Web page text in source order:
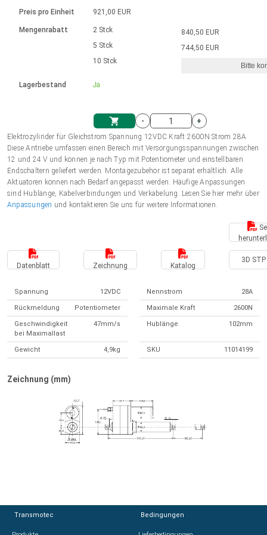
Einheitssystem
Einkaufswagen
Hubmagnete
230 - 50 Hz | 110 - 60 Hz
Drehzahlregelung für die AIS-Serie
Bürstenlose Gleichstrommotoren
mit Planetengetriebe und internem
Ø 28-42| 1-1400 rpm | <= 290Ncm
Bürstenlose DC Motor Controller
Gleichstrommotoren mit
Schneckengetriebe und Bürsten
Ø43-124mm | 31-425rpm | ≤ 41Nm
Treiber für Gleichstrommotoren mit
Synchron-Asynchron | für 1-4 Elektrozylinder
Synchron-Asynchron | für 1-4 Elektrozylinder
Français (EUR)
Polski (EUR)
Norsk (NOK)
Suomi (EUR)
Preis pro Einheit
Mengenrabatt
Lagerbestand
921,00 EUR
2 Stck
5 Stck
10 Stck
Ja
840,50 EUR
744,50 EUR
Bitte
-
+
Elektrozylinder für Gleichstrom Spannung 12VDC Kraft 2600N Strom 28A
Diese Antriebe umfassen einen Bereich mit Versorgungsspannungen zwischen
12 und 24 V und können je nach Typ mit Potentiometer und einstellbaren
Endschaltern geliefert werden. Montagezubehör ist separat erhältlich. Alle
Aktuatoren können nach Bedarf angepasst werden. Häufige Anpassungen
sind Hublänge, Kabelverbindungen und Verkabelung. Lesen Sie hier mehr über
Anpassungen und kontaktieren Sie uns für weitere Informationen.
Datenblatt Zeichnung Katalog
3D STP
Spannung 12VDC Nennstrom 28A
Rückmeldung Potentiometer Maximale Kraft 2600N
Geschwindigkeit
bei Maximallast
47mm/s Hublänge 102mm
Gewicht 4,9kg SKU 11014199
Zeichnung (mm)
Transmotec Bedingungen
Transmotec Bedingungen